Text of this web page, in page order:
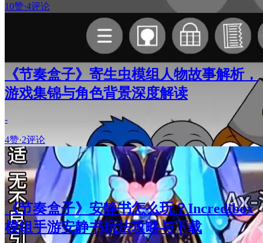
10赞·4评论
《节奏盒子》寄生虫模组人物故事解析，
游戏集锦与角色背景深度解读
-
4赞·2评论
《节奏盒子》安静书怎么玩？Incredibox
模组手游安静书玩法攻略与下载